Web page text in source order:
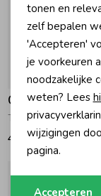
Geisha
49,99
tonen en
zelf bepalen
'Accepteren'
je voorkeuren
noodzakelijke
weten? Lees
wijzigingen
pagina.
Accepteren